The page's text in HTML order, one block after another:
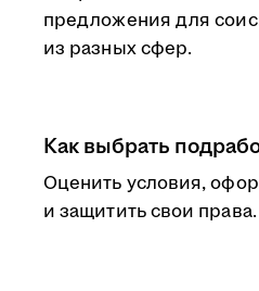
предложения для
из разных сфер.
Как выбрать
Оценить условия,
и защитить свои права.